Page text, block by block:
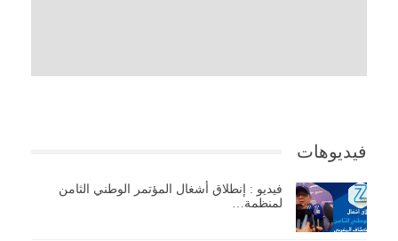
فيديوهات
فيديو : إنطلاق أشغال المؤتمر الوطني الثامن
لمنظمة…